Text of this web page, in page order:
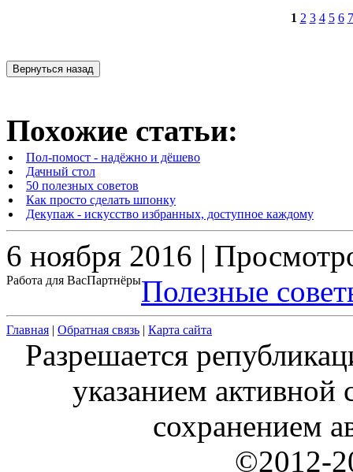
1 2 3 4 5 6 7
Похожие статьи:
Пол-помост - надёжно и дёшево
Дачный стол
50 полезных советов
Как просто сделать шпонку
Декупаж - искусство избранных, доступное каждому
6 ноября 2016 |
Работа для ВасПартнёрыПолезные
Главная | Обратная связь | Карта сайта
Разрешается
указанием
сохранением
©2012-